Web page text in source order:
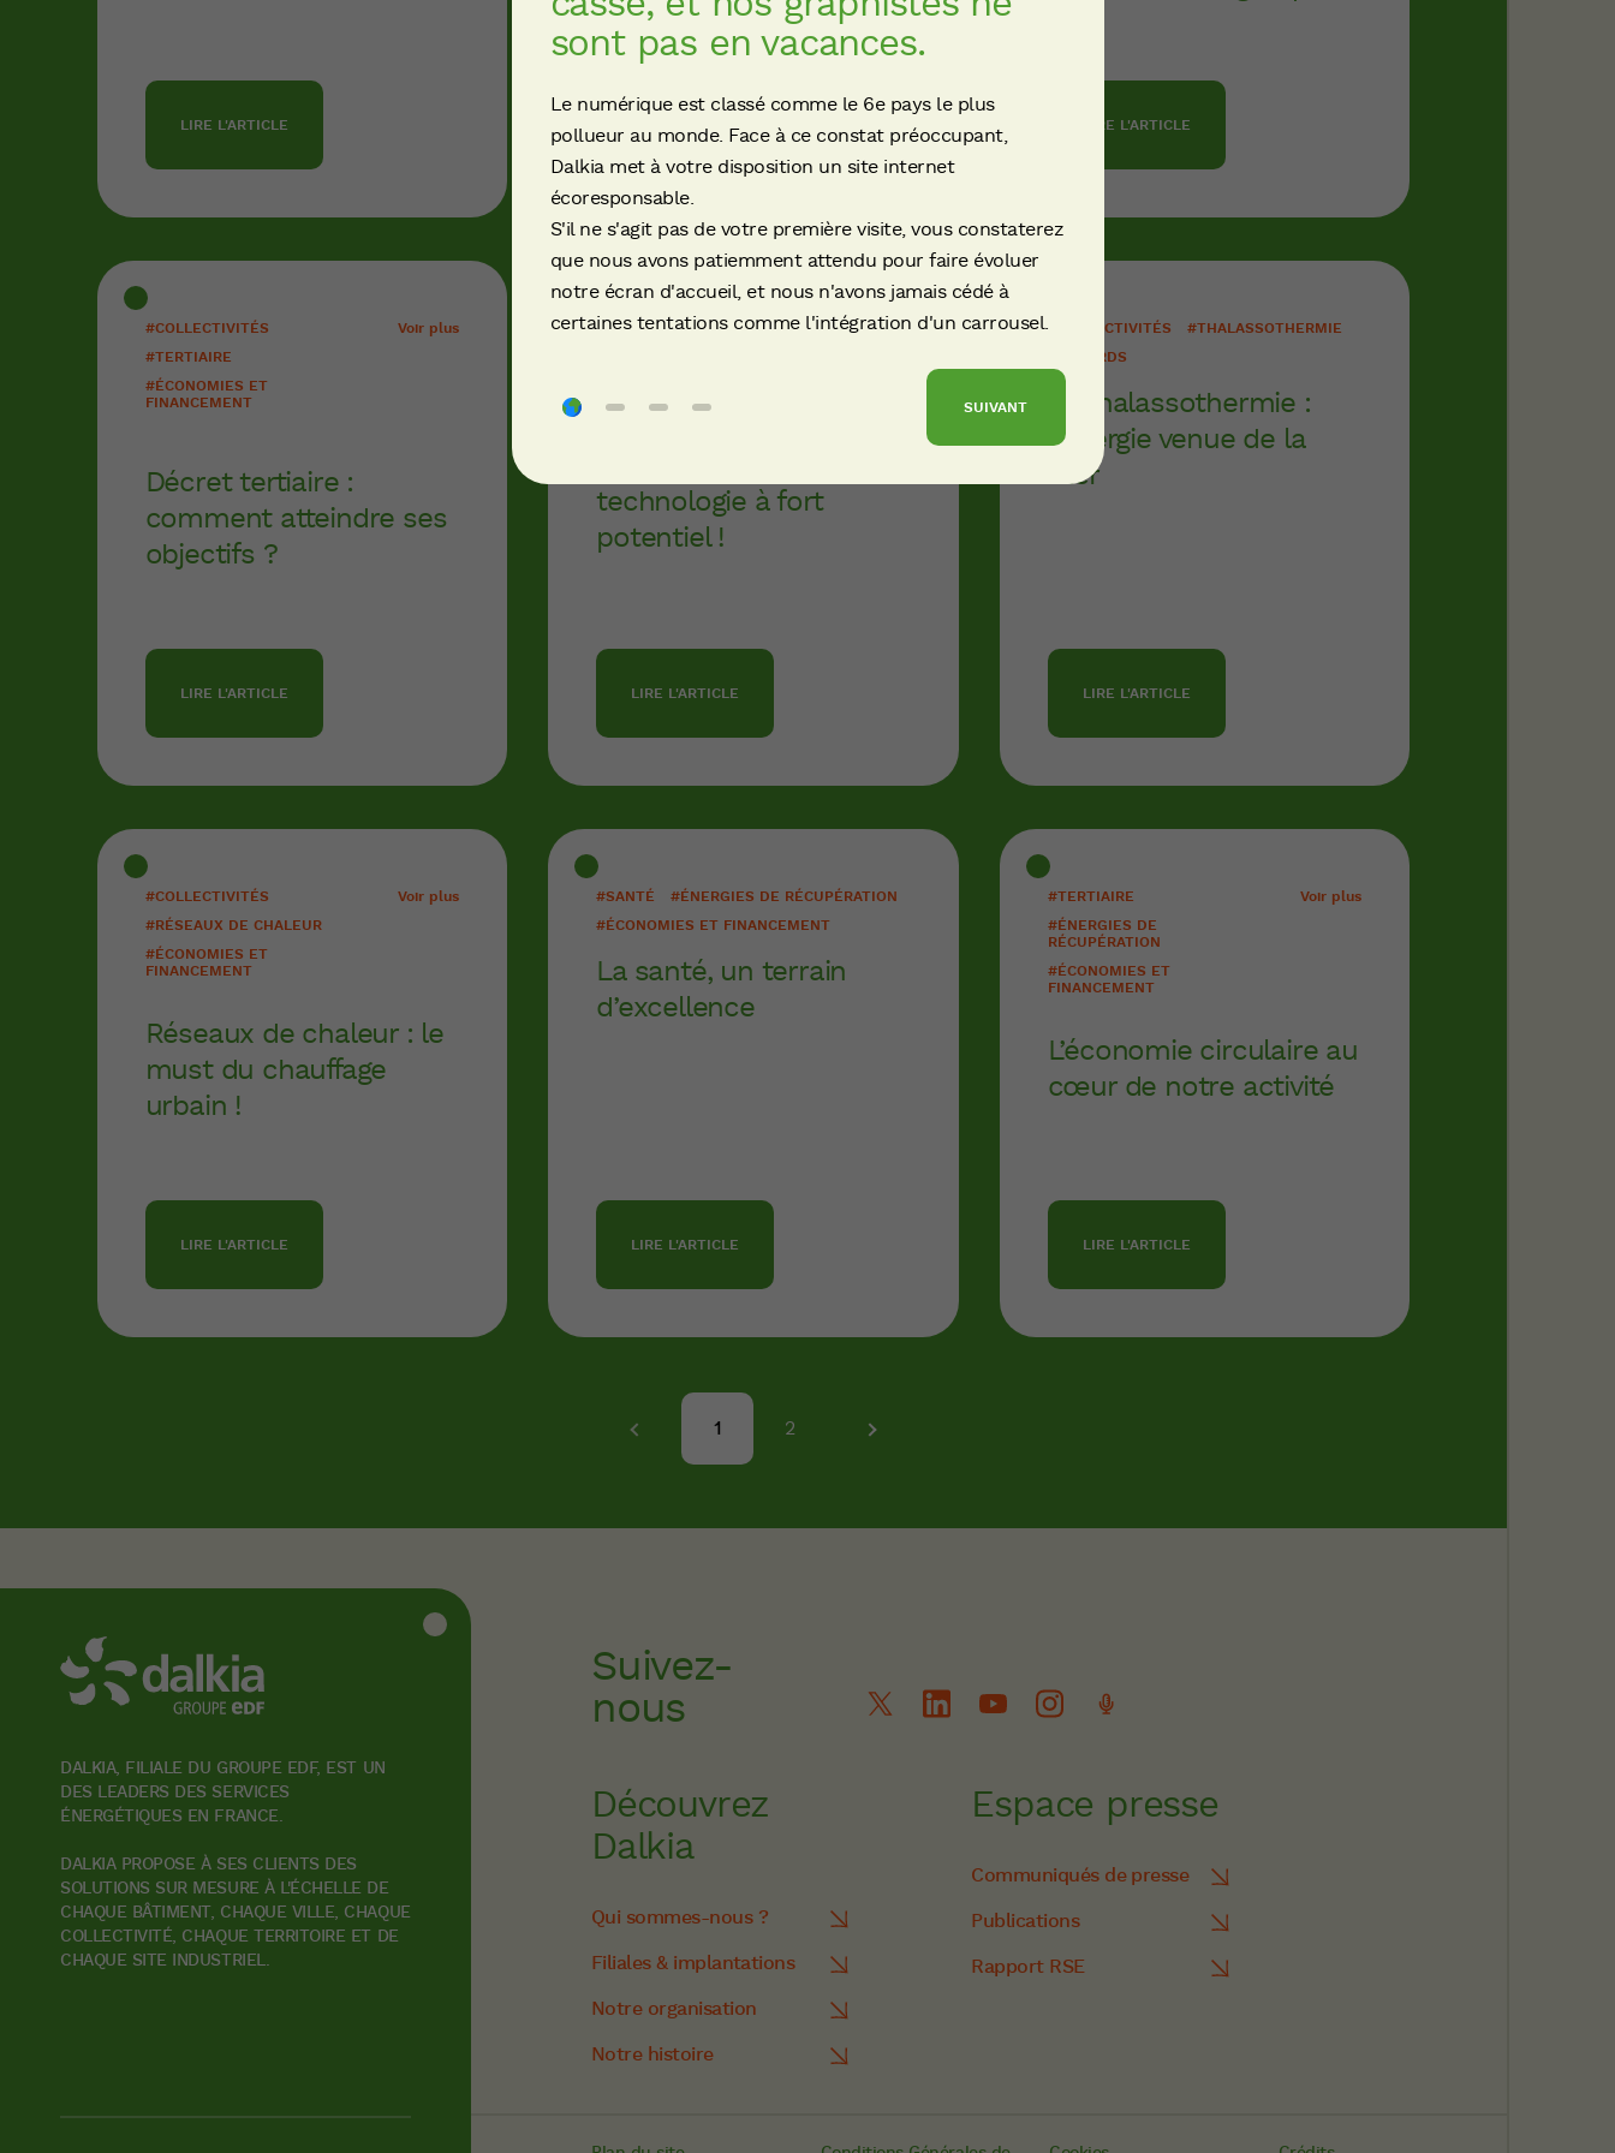
sont pas en vacances.
Le numérique est classé comme le 6e pays le plus
pollueur au monde. Face à ce constat préoccupant,
Dalkia met à votre disposition un site internet
écoresponsable.
S'il ne s'agit pas de votre première visite, vous constaterez
que nous avons patiemment attendu pour faire évoluer
notre écran d'accueil, et nous n'avons jamais cédé à
certaines tentations comme l'intégration d'un carrousel.
SUIVANT
LIRE L'ARTICLE LIRE L'ARTICLE LIRE L'ARTICLE
#COLLECTIVITÉS
#TERTIAIRE
#ÉCONOMIES ET
FINANCEMENT
Voir plus
Décret tertiaire :
comment atteindre ses
objectifs ?
LIRE L'ARTICLE
#INDUSTRIE
RÉCUPÉRATION
Voir plus
technologie à fort
potentiel !
LIRE L'ARTICLE
#COLLECTIVITÉS
#THALASSOTHERMIE
#REGARDS
La thalassothermie :
l'énergie venue de la
mer
LIRE L'ARTICLE
#COLLECTIVITÉS
#RÉSEAUX DE CHALEUR
#ÉCONOMIES ET
FINANCEMENT
Voir plus
Réseaux de chaleur : le
must du chauffage
urbain !
LIRE L'ARTICLE
#SANTÉ
#ÉNERGIES DE RÉCUPÉRATION
#ÉCONOMIES ET FINANCEMENT
La santé, un terrain
d’excellence
LIRE L'ARTICLE
#TERTIAIRE
#ÉNERGIES DE
RÉCUPÉRATION
#ÉCONOMIES ET
FINANCEMENT
Voir plus
L’économie circulaire au
cœur de notre activité
LIRE L'ARTICLE
1 2
DALKIA, FILIALE DU GROUPE EDF, EST UN
DES LEADERS DES SERVICES
ÉNERGÉTIQUES EN FRANCE.
DALKIA PROPOSE À SES CLIENTS DES
SOLUTIONS SUR MESURE À L'ÉCHELLE DE
CHAQUE BÂTIMENT, CHAQUE VILLE, CHAQUE
COLLECTIVITÉ, CHAQUE TERRITOIRE ET DE
CHAQUE SITE INDUSTRIEL.
Suivez-
nous
Découvrez
Dalkia
Qui sommes-nous ?
Filiales & implantations
Notre organisation
Notre histoire
Espace presse
Communiqués de presse
Publications
Rapport RSE